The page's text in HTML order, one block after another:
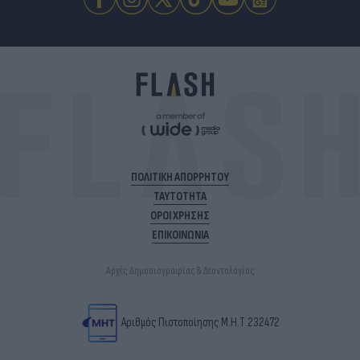
ΠΟΛΙΤΙΚΗ ΑΠΟΡΡΗΤΟΥ
ΤΑΥΤΟΤΗΤΑ
ΟΡΟΙ ΧΡΗΣΗΣ
ΕΠΙΚΟΙΝΩΝΙΑ
Αρχές Δημοσιογραφίας & Δεοντολογίας
Αριθμός Πιστοποίησης Μ.Η.Τ.232472